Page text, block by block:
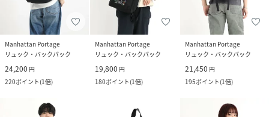
Manhattan Portage
リュック・バックパック
24,200 円
220ポイント(1倍)
Manhattan Portage
リュック・バックパック
19,800 円
180ポイント(1倍)
Manhattan Portage
リュック・バックパック
21,450 円
195ポイント(1倍)